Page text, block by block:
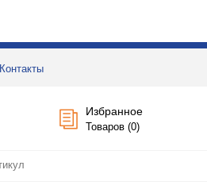
Контакты
Избранное
Товаров (0)